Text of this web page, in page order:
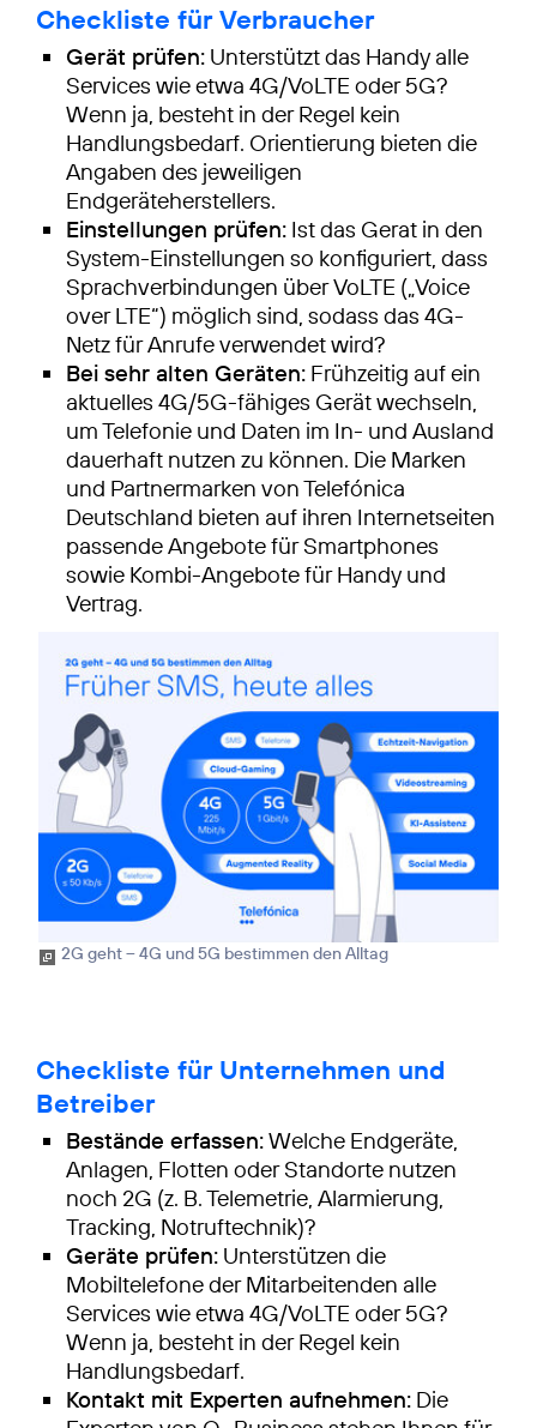
Checkliste für Verbraucher
Gerät prüfen: Unterstützt das Handy alle
Services wie etwa 4G/VoLTE oder 5G?
Wenn ja, besteht in der Regel kein
Handlungsbedarf. Orientierung bieten die
Angaben des jeweiligen
Endgeräteherstellers.
Einstellungen prüfen: Ist das Gerat in den
System-Einstellungen so konfiguriert, dass
Sprachverbindungen über VoLTE („Voice
over LTE“) möglich sind, sodass das 4G-
Netz für Anrufe verwendet wird?
Bei sehr alten Geräten: Frühzeitig auf ein
aktuelles 4G/5G-fähiges Gerät wechseln,
um Telefonie und Daten im In- und Ausland
dauerhaft nutzen zu können. Die Marken
und Partnermarken von Telefónica
Deutschland bieten auf ihren Internetseiten
passende Angebote für Smartphones
sowie Kombi-Angebote für Handy und
Vertrag.
2G geht – 4G und 5G bestimmen den Alltag
Checkliste für Unternehmen und
Betreiber
Bestände erfassen:Welche Endgeräte,
Anlagen, Flotten oder Standorte nutzen
noch 2G (z. B. Telemetrie, Alarmierung,
Tracking, Notruftechnik)?
Geräte prüfen: Unterstützen die
Mobiltelefone der Mitarbeitenden alle
Services wie etwa 4G/VoLTE oder 5G?
Wenn ja, besteht in der Regel kein
Handlungsbedarf.
Kontakt mit Experten aufnehmen: Die